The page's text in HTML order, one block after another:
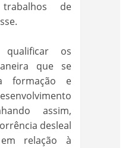
de
os
que se
formação e
assim,
desleal
relação à